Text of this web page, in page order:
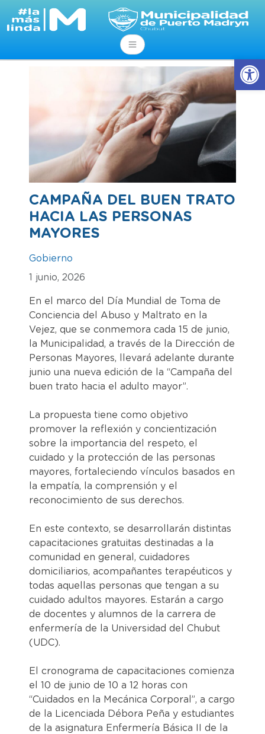
Abrir
CAMPAÑA DEL BUEN TRATO
HACIA LAS PERSONAS
MAYORES
Gobierno
1 junio, 2026
En el marco del Día Mundial de Toma de
Conciencia del Abuso y Maltrato en la
Vejez, que se conmemora cada 15 de junio,
la Municipalidad, a través de la Dirección de
Personas Mayores, llevará adelante durante
junio una nueva edición de la “Campaña del
buen trato hacia el adulto mayor”.
La propuesta tiene como objetivo
promover la reflexión y concientización
sobre la importancia del respeto, el
cuidado y la protección de las personas
mayores, fortaleciendo vínculos basados en
la empatía, la comprensión y el
reconocimiento de sus derechos.
En este contexto, se desarrollarán distintas
capacitaciones gratuitas destinadas a la
comunidad en general, cuidadores
domiciliarios, acompañantes terapéuticos y
todas aquellas personas que tengan a su
cuidado adultos mayores. Estarán a cargo
de docentes y alumnos de la carrera de
enfermería de la Universidad del Chubut
(UDC).
El cronograma de capacitaciones comienza
el 10 de junio de 10 a 12 horas con
“Cuidados en la Mecánica Corporal”, a cargo
de la Licenciada Débora Peña y estudiantes
de la asignatura Enfermería Básica II de la